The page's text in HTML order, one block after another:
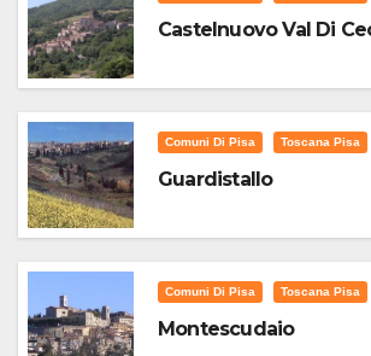
Castelnuovo Val Di
Comuni Di Pisa Toscana Pisa
Guardistallo
Comuni Di Pisa Toscana Pisa
Montescudaio